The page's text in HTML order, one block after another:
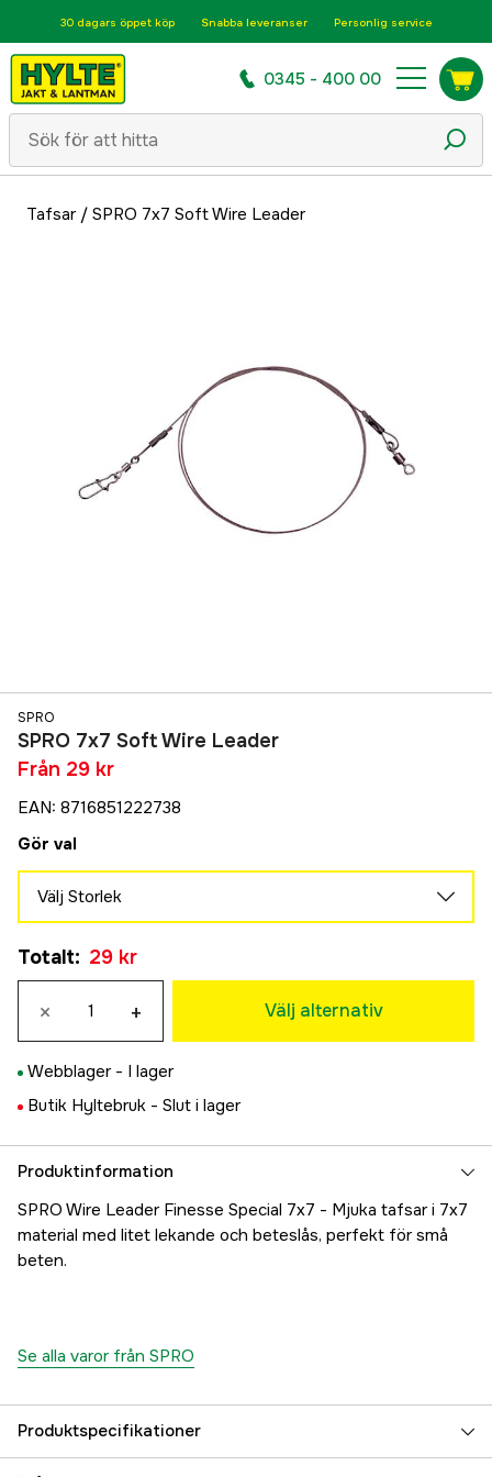
30 dagars öppet köp Snabba leveranser Personlig service
0345 - 400 00
Tafsar/ SPRO 7x7 Soft Wire Leader
SPRO
SPRO 7x7 Soft Wire Leader
Från 29 kr
EAN: 8716851222738
Gör val
Välj Storlek
79 kr
20 lb
32 kr
29 kr
Totalt: 29 kr
× + Välj alternativ
Webblager - I lager
Butik Hyltebruk - Slut i lager
Produktinformation
SPRO Wire Leader Finesse Special 7x7 - Mjuka tafsar i 7x7
material med litet lekande och beteslås, perfekt för små
beten.
Se alla varor från SPRO
Produktspecifikationer